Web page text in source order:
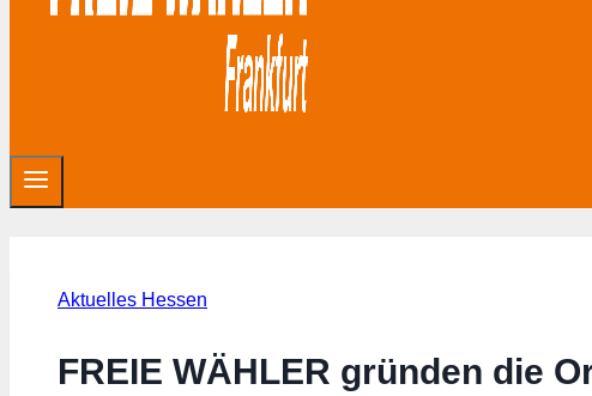
Aktuelles Hessen
FREIE WÄHLER gründen die